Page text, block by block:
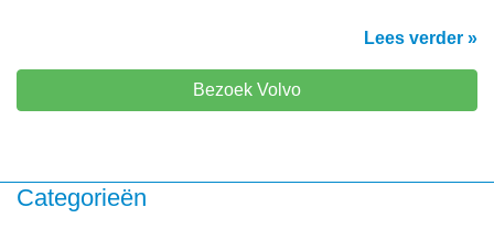
Categorieën
Lees verder »
Bezoek Volvo